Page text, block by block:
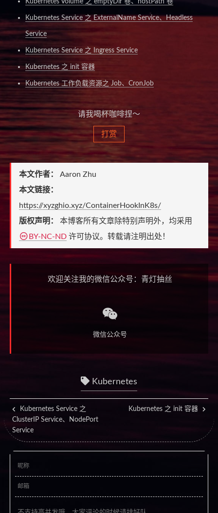
Kubernetes Volume 之 emptyDir 卷、hostPath 卷
Kubernetes Service 之 ExternalName Service、Headless
Service
Kubernetes Service 之 Ingress Service
Kubernetes 之 init 容器
Kubernetes 工作负载资源之 Job、CronJob
请我喝杯咖啡捏～
打赏
本文作者： Aaron Zhu
本文链接：
https://xyzghio.xyz/ContainerHookInK8s/
版权声明： 本博客所有文章除特别声明外，均采用
BY-NC-ND 许可协议。转载请注明出处！
欢迎关注我的微信公众号：青灯抽丝
微信公众号
Kubernetes
Kubernetes Service 之
ClusterIP Service、NodePort
Service
Kubernetes 之 init 容器